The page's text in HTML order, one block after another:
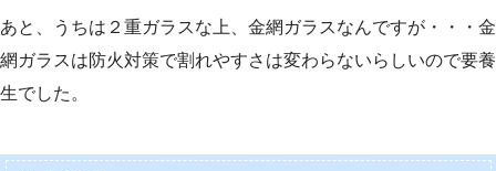
あと、うちは２重ガラスな上、金網ガラスなんですが・・・金
網ガラスは防火対策で割れやすさは変わらないらしいので要養
生でした。